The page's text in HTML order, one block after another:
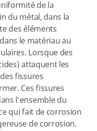
de la
du métal, dans la
des éléments
le matériau au
Lorsque des
attaquent les
fissures
Ces fissures
l’ensemble du
qui fait de corrosion
de corrosion.